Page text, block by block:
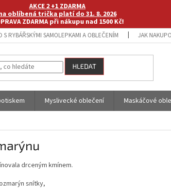
AKCE 2 +1 ZDARMA
oblíbená trička platí do 31. 8. 2026
ZDARMA při nákupu nad 1500 Kč!
S RYBÁŘSKÝMI SAMOLEPKAMI A OBLEČENÍM JAK
HLEDAT
Myslivecké oblečení
Maskáčové
drceným kmínem.
snítky,